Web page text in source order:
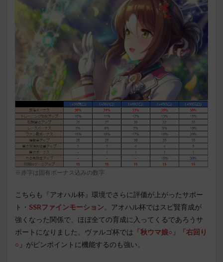
※赤字は固有ボーナス込みの数字
こちらも『アオハル杯』環境でさらに評価が上がったサポー
ト・ SSRファインモーション。アオハル杯ではスピ賢育成が
強くなった関係で、ほぼ全ての育成に入ってくるであろうサ
ポートになりました。ヴァルゴ杯では 「秋ウマ娘○」「右回り
○」 がピンポイントに機能するのも強い。